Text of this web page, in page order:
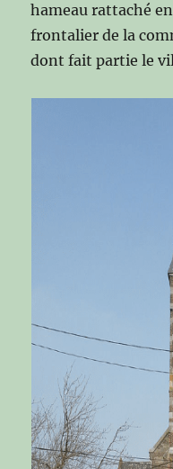
hameau rattaché
frontalier de la
dont fait partie le